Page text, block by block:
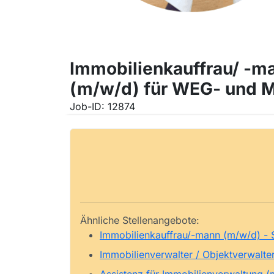
Immobilienkauffrau/ -
(m/w/d) für WEG- und
Job-ID: 12874
Ähnliche Stellenangebote:
Immobilienkauffrau/-mann (m/w/d) -
Immobilienverwalter /